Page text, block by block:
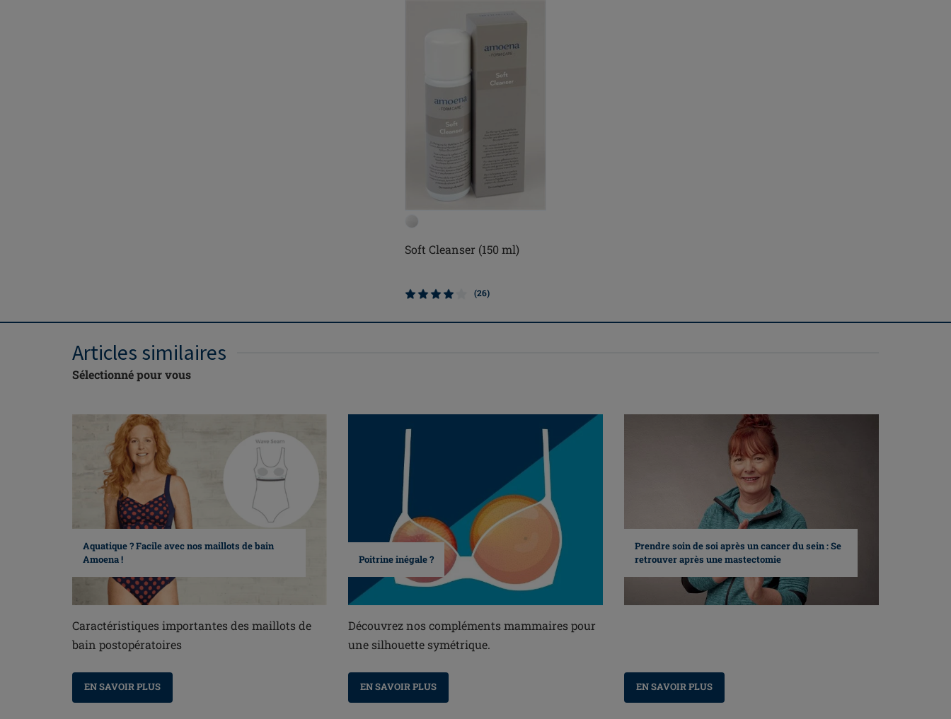
Soft Cleanser (150 ml)
(26)
Articles similaires
Sélectionné pour vous
Aquatique ? Facile avec nos maillots de bain
Amoena !
Caractéristiques importantes des maillots de
bain postopératoires
EN SAVOIR PLUS
Poitrine inégale ?
Découvrez nos compléments mammaires pour
une silhouette symétrique.
EN SAVOIR PLUS
Prendre soin de soi après un cancer du sein : Se
retrouver après une mastectomie
EN SAVOIR PLUS